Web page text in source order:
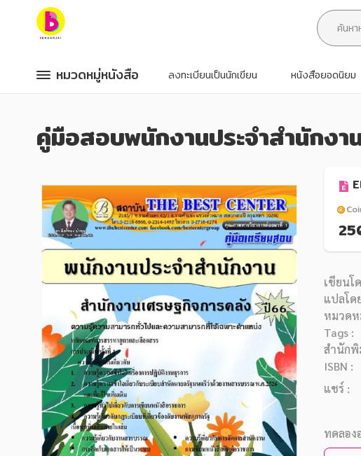
หมวดหมู่หนังสือ
หมวดหมู่ยอดนิยม
หนังสือออกใหม่
หนังสือยอดนิยม
โปรโมชั่นลดราคา
หมวดหมู่หนังสือ
อาหาร สุขภาพ การแพทย์
ศิลปะ บันเทิง กีฬา ท่องเที่ยว
สังคม วัฒนธรรม การปกครอง ศาสนาและปรัชญา
ศาสนา และปรัชญา
กฎหมาย สัญญา ภาษี
การเงิน การลงทุน บริหาร
นิตยสาร หนังสือพิมพ์
หมวดหมู่หนังสือ
หมวดหมู่หนังสือ
หมวดหมู่ยอดนิยม
หนังสือออกใหม่
หนังสือยอดนิยม
โปรโมชั่นลดราคา
หมวดหมู่หนังสือ
อาหาร สุขภาพ การแพทย์
ศิลปะ บันเทิง กีฬา ท่องเที่ยว
สังคม วัฒนธรรม การปกครอง ศาสนาและปรัชญา
ศาสนา และปรัชญา
กฎหมาย สัญญา ภาษี
การเงิน การลงทุน บริหาร
นิตยสาร หนังสือพิมพ์
ลงทะเบียนเป็นนักเขียน หนังสือยอดนิยม
คู่มือสอบพนักงานประจำสำนักง
เขียนโ
แปลโด
หมวดห
Tags :
สำนัก
ISBN :
แชร์ :
ทดลอง